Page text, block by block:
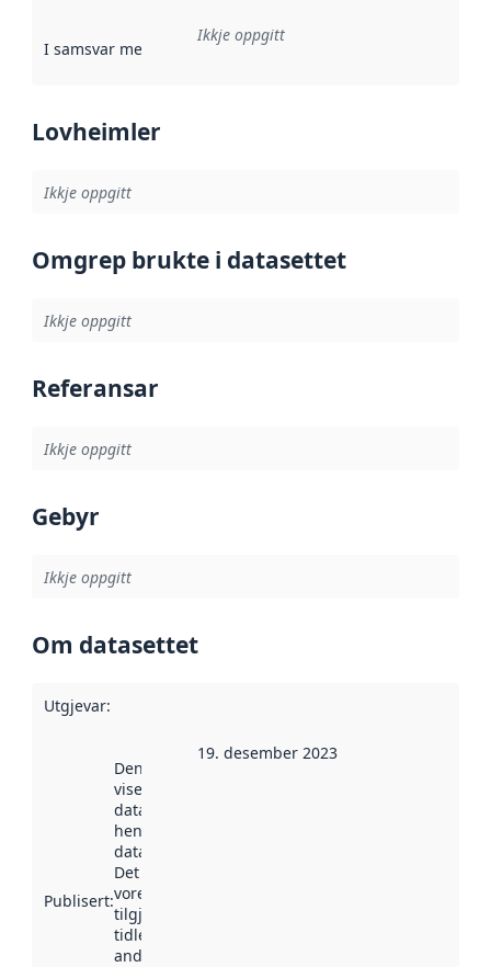
I samsvar med Referanse til ei implementeringsregel eller
Ikkje oppgitt
Lovheimler
Ikkje oppgitt
Omgrep brukte i datasettet
Ikkje oppgitt
Referansar
Ikkje oppgitt
Gebyr
Ikkje oppgitt
Om datasettet
Utgjevar:
Publisert:
Denne datoen
viser når
datasettet vart
henta inn av
data.norge.no.
Det kan ha
vore
tilgjengeleg
tidlegare
andre stader.
19. desember 2023